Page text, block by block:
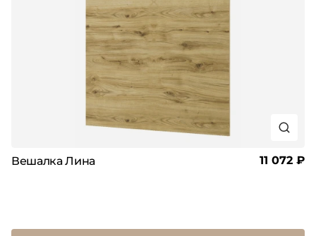
Вешалка Лина 11 072 ₽